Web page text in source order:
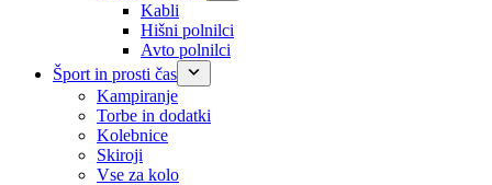
Kabli
Hišni polnilci
Avto polnilci
Šport in prosti čas
Kampiranje
Torbe in dodatki
Kolebnice
Skiroji
Vse za kolo